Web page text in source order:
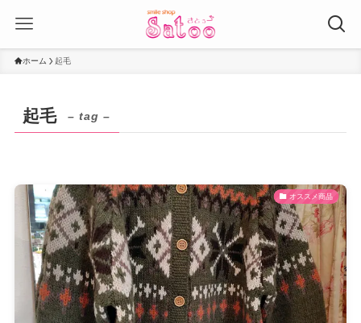
ホーム 起毛
起毛 – tag –
オススメ商品